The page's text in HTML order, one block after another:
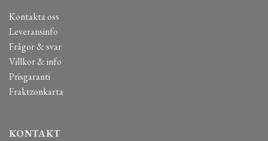
Kontakta oss
Leveransinfo
Frågor & svar
Villkor & info
Prisgaranti
Fraktzonkarta
KONTAKT